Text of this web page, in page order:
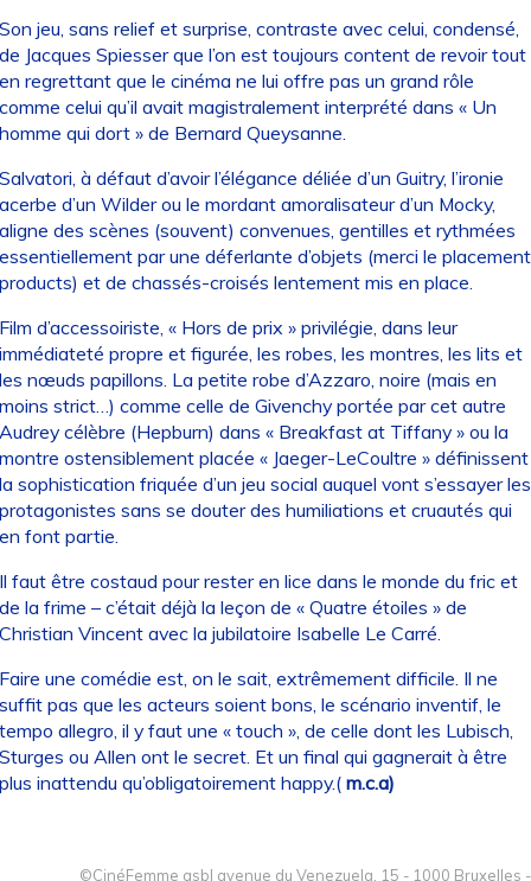
jeu, sans relief et surprise, contraste avec celui, condensé,
Jacques Spiesser que l’on est toujours content de revoir tout
regrettant que le cinéma ne lui offre pas un grand rôle
celui qu’il avait magistralement interprété dans « Un
qui dort » de Bernard Queysanne.
à défaut d’avoir l’élégance déliée d’un Guitry, l’ironie
d’un Wilder ou le mordant amoralisateur d’un Mocky,
des scènes (souvent) convenues, gentilles et rythmées
par une déferlante d’objets (merci le placement
et de chassés-croisés lentement mis en place.
d’accessoiriste, « Hors de prix » privilégie, dans leur
propre et figurée, les robes, les montres, les lits et
nœuds papillons. La petite robe d’Azzaro, noire (mais en
strict…) comme celle de Givenchy portée par cet autre
célèbre (Hepburn) dans « Breakfast at Tiffany » ou la
ostensiblement placée « Jaeger-LeCoultre » définissent
sophistication friquée d’un jeu social auquel vont s’essayer les
sans se douter des humiliations et cruautés qui
font partie.
faut être costaud pour rester en lice dans le monde du fric et
la frime – c’était déjà la leçon de « Quatre étoiles » de
Vincent avec la jubilatoire Isabelle Le Carré.
une comédie est, on le sait, extrêmement difficile. Il ne
pas que les acteurs soient bons, le scénario inventif, le
allegro, il y faut une « touch », de celle dont les Lubisch,
ou Allen ont le secret. Et un final qui gagnerait à être
inattendu qu’obligatoirement happy.( m.c.a)
©CinéFemme asbl avenue du Venezuela, 15 - 1000 Bruxelles -